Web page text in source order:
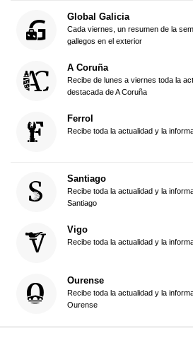
Global Galicia
Cada viernes, un resumen de la
gallegos en el exterior
A Coruña
Recibe de lunes a viernes toda la
destacada de A Coruña
Ferrol
Recibe toda la actualidad y la
Santiago
Recibe toda la actualidad y la
Santiago
Vigo
Recibe toda la actualidad y la
Ourense
Recibe toda la actualidad y la
Ourense